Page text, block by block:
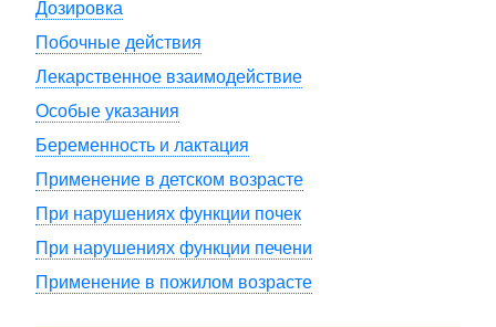
Дозировка
Побочные действия
Лекарственное взаимодействие
Особые указания
Беременность и лактация
Применение в детском возрасте
При нарушениях функции почек
При нарушениях функции печени
Применение в пожилом возрасте